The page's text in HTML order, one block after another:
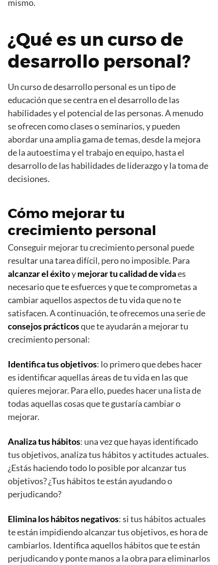
mismo.
¿Qué es un curso de
desarrollo personal?
Un curso de desarrollo personal es un tipo de
educación que se centra en el desarrollo de las
habilidades y el potencial de las personas. A menudo
se ofrecen como clases o seminarios, y pueden
abordar una amplia gama de temas, desde la mejora
de la autoestima y el trabajo en equipo, hasta el
desarrollo de las habilidades de liderazgo y la toma de
decisiones.
Cómo mejorar tu
crecimiento personal
Conseguir mejorar tu crecimiento personal puede
resultar una tarea difícil, pero no imposible. Para
alcanzar el éxitoymejorar tu calidad de vidaes
necesario que te esfuerces y que te comprometas a
cambiar aquellos aspectos de tu vida que no te
satisfacen. A continuación, te ofrecemos una serie de
consejos prácticosque te ayudarán a mejorar tu
crecimiento personal:
Identifica tus objetivos: lo primero que debes hacer
es identificar aquellas áreas de tu vida en las que
quieres mejorar. Para ello, puedes hacer una lista de
todas aquellas cosas que te gustaría cambiar o
mejorar.
Analiza tus hábitos: una vez que hayas identificado
tus objetivos, analiza tus hábitos y actitudes actuales.
¿Estás haciendo todo lo posible por alcanzar tus
objetivos? ¿Tus hábitos te están ayudando o
perjudicando?
Elimina los hábitos negativos: si tus hábitos actuales
te están impidiendo alcanzar tus objetivos, es hora de
cambiarlos. Identifica aquellos hábitos que te están
perjudicando y ponte manos a la obra para eliminarlos